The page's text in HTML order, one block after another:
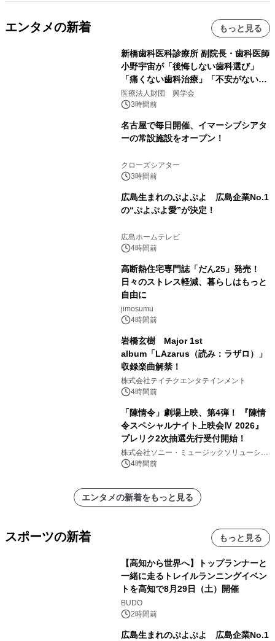
エンタメの新着 もっと見る
新橋歯科医科診療所 副院長・歯科医師
小野宇宙が「後悔しない歯科選び」
「痛くない歯科治療」「不安がない治
療計画」をテーマに専門監修
医療法人財団 興学会
3時間前
名古屋で毎日開催、イマーシブシアタ
ーの常設施設をオープン！
クローズシアター
3時間前
広島生まれのぷよぷよ 広島企業No.1
の“ぷよぷよ愛”が決定！
広島ホームテレビ
4時間前
高断熱住宅専門誌「だん25」発売！
日々のストレス軽減、暮らしはもっと
自由に
jimosumu
4時間前
岩橋玄樹 Major 1st
album「LAzarus（読み：ラザロ）」
収録楽曲解禁！
株式会社テイチクエンタテインメント
4時間前
「陳情令」劇場上映、第4弾！ 『陳情
令スペシャルナイト上映会Ⅳ 2026』
プレリク2次抽選先行受付開始！
株式会社ソニー・ミュージックソリューショ
ンズ4時間前
エンタメの新着をもっと見る
スポーツの新着 もっと見る
【高知から世界へ】トップランナーと
一緒に走るトレイルランニングイベン
トを高知で8月29日（土）開催
BUDO
2時間前
広島生まれのぷよぷよ 広島企業No.1